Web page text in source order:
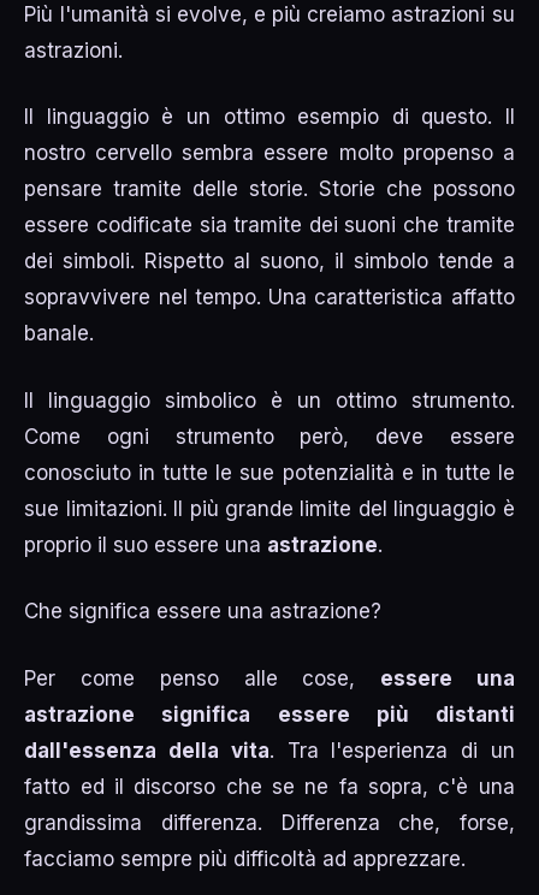
Più l'umanità si evolve, e più creiamo astrazioni su
astrazioni.
Il linguaggio è un ottimo esempio di questo. Il
nostro cervello sembra essere molto propenso a
pensare tramite delle storie. Storie che possono
essere codificate sia tramite dei suoni che tramite
dei simboli. Rispetto al suono, il simbolo tende a
sopravvivere nel tempo. Una caratteristica affatto
banale.
Il linguaggio simbolico è un ottimo strumento.
Come ogni strumento però, deve essere
conosciuto in tutte le sue potenzialità e in tutte le
sue limitazioni. Il più grande limite del linguaggio è
proprio il suo essere una astrazione.
Che significa essere una astrazione?
Per come penso alle cose, essere una
astrazione significa essere più distanti
dall'essenza della vita. Tra l'esperienza di un
fatto ed il discorso che se ne fa sopra, c'è una
grandissima differenza. Differenza che, forse,
facciamo sempre più difficoltà ad apprezzare.